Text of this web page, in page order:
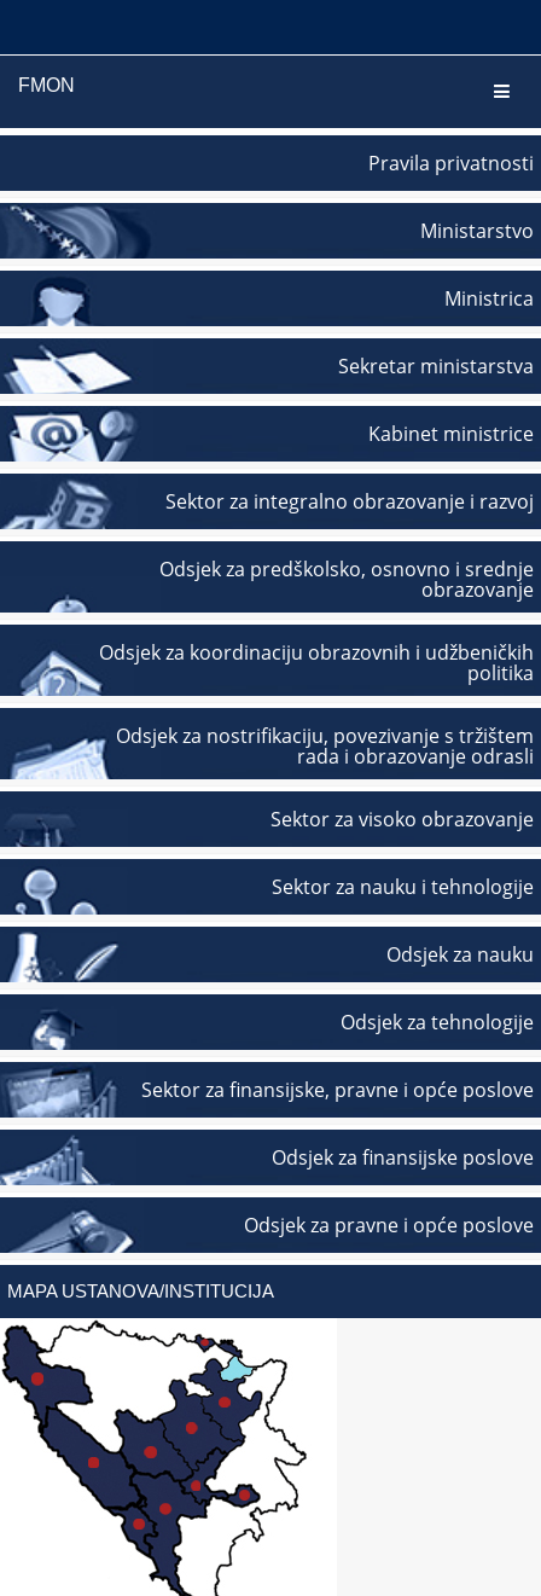
FMON
Pravila privatnosti
Ministarstvo
Ministrica
Sekretar ministarstva
Kabinet ministrice
Sektor za integralno obrazovanje i razvoj
Odsjek za predškolsko, osnovno i srednje
obrazovanje
Odsjek za koordinaciju obrazovnih i udžbeničkih
politika
Odsjek za nostrifikaciju, povezivanje s tržištem
rada i obrazovanje odrasli
Sektor za visoko obrazovanje
Sektor za nauku i tehnologije
Odsjek za nauku
Odsjek za tehnologije
Sektor za finansijske, pravne i opće poslove
Odsjek za finansijske poslove
Odsjek za pravne i opće poslove
MAPA USTANOVA/INSTITUCIJA